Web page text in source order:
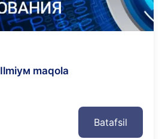
Ilmiyм maqola
Batafsil